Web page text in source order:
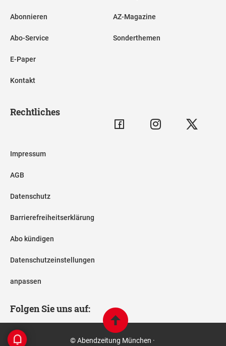
Abonnieren
Abo-Service
E-Paper
Kontakt
AZ-Magazine
Sonderthemen
Rechtliches
Impressum
AGB
Datenschutz
Barrierefreiheitserklärung
Abo kündigen
Datenschutzeinstellungen
anpassen
Folgen Sie uns auf:
© Abendzeitung München ·